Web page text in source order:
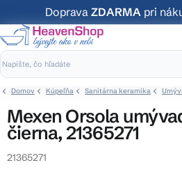
na
obsah
Doprava ZDARMA pri
Domov Kúpeľňa Sanitárna keramika
Mexen Orsola
čierna, 21365271
21365271